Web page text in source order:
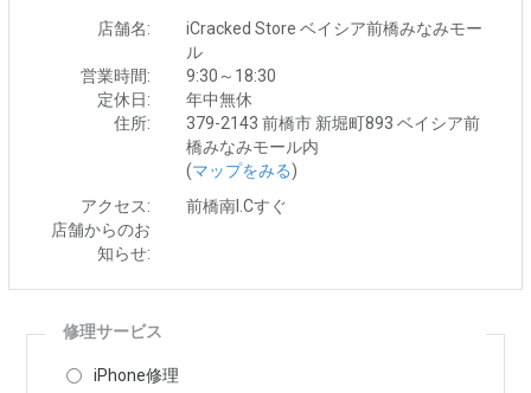
店舗名:
iCracked Store ベイシア前橋みなみモー
ル
営業時間:
9:30～18:30
定休日:
年中無休
住所:
379-2143 前橋市 新堀町893 ベイシア前
橋みなみモール内
(マップをみる)
アクセス:
前橋南I.Cすぐ
店舗からのお
知らせ:
修理サービス
iPhone修理